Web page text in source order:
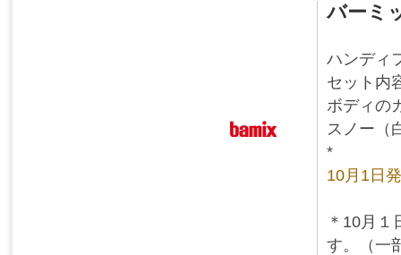
バーミ
ハンディ
セット内
ボディの
スノー（
*
10月1日
＊10月
す。（一